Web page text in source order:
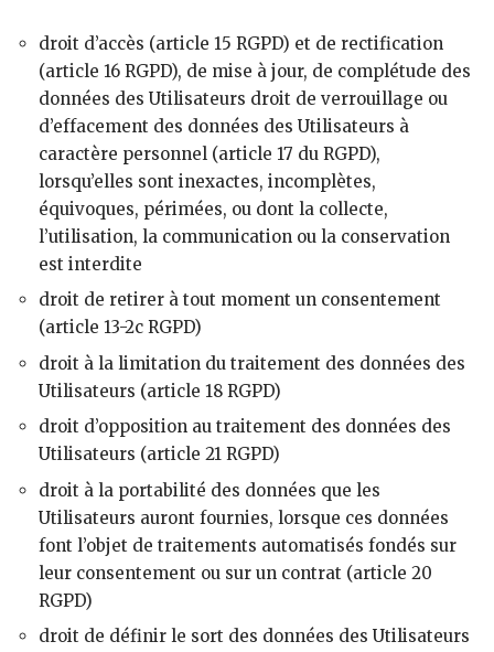
droit d’accès (article 15 RGPD) et de rectification
(article 16 RGPD), de mise à jour, de complétude des
données des Utilisateurs droit de verrouillage ou
d’effacement des données des Utilisateurs à
caractère personnel (article 17 du RGPD),
lorsqu’elles sont inexactes, incomplètes,
équivoques, périmées, ou dont la collecte,
l’utilisation, la communication ou la conservation
est interdite
droit de retirer à tout moment un consentement
(article 13-2c RGPD)
droit à la limitation du traitement des données des
Utilisateurs (article 18 RGPD)
droit d’opposition au traitement des données des
Utilisateurs (article 21 RGPD)
droit à la portabilité des données que les
Utilisateurs auront fournies, lorsque ces données
font l’objet de traitements automatisés fondés sur
leur consentement ou sur un contrat (article 20
RGPD)
droit de définir le sort des données des Utilisateurs